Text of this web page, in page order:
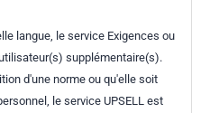
langue, le service Exigences ou
supplémentaire(s).
d'une norme ou qu'elle soit
le service UPSELL est